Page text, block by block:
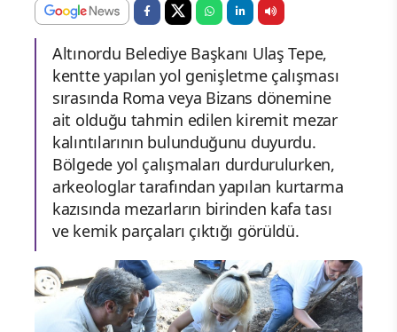
Altınordu Belediye Başkanı Ulaş Tepe,
kentte yapılan yol genişletme çalışması
sırasında Roma veya Bizans dönemine
ait olduğu tahmin edilen kiremit mezar
kalıntılarının bulunduğunu duyurdu.
Bölgede yol çalışmaları durdurulurken,
arkeologlar tarafından yapılan kurtarma
kazısında mezarların birinden kafa tası
ve kemik parçaları çıktığı görüldü.